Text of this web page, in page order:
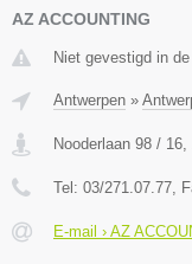
AZ ACCOUNTING
Niet gevestigd in
Antwerpen »
Nooderlaan 98 / 16
Tel: 03/271.07.77 ,
E-mail › AZ